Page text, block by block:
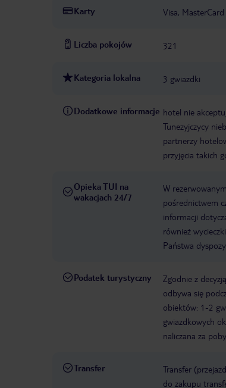
Karty Visa, MasterCard
Liczba pokojów 321
Kategoria lokalna 3 gwiazdki
Dodatkowe informacje hotel nie
Tunezyjczycy
partnerzy
przyjęcia takich
Opieka TUI na
wakacjach 24/7
W
pośrednictwem
informacji
również
Państwa
Podatek turystyczny
Zgodnie z
odbywa się
obiektów: 1-2
gwiazdkowych
naliczana za
Transfer
Transfer
do zakupu